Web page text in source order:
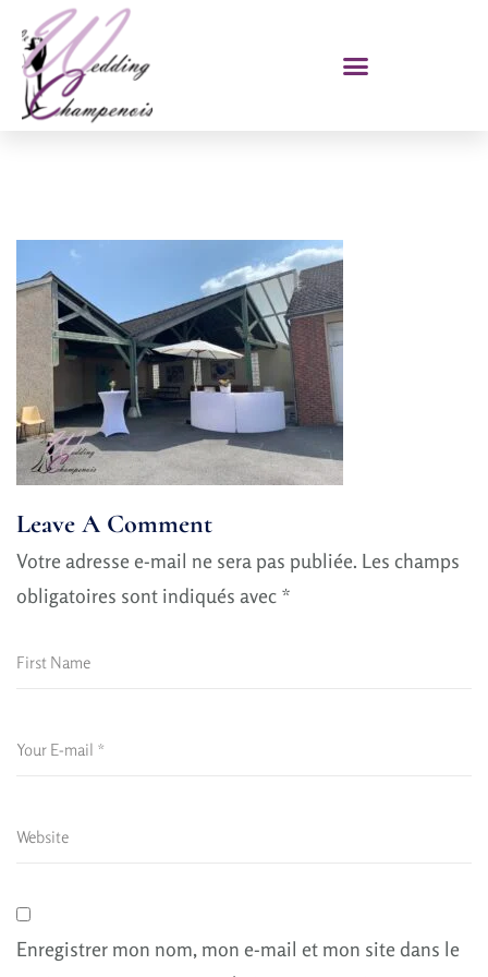
Leave A Comment
Votre adresse e-mail ne sera pas publiée. Les champs
obligatoires sont indiqués avec *
Enregistrer mon nom, mon e-mail et mon site dans le